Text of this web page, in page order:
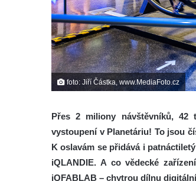
foto: Jiří Částka, www.MediaFoto.cz
Přes 2 miliony návštěvníků, 42
vystoupení v Planetáriu! To jsou
K oslavám se přidává i
iQLANDIE. A co vědecké
iQFABLAB – chytrou dílnu